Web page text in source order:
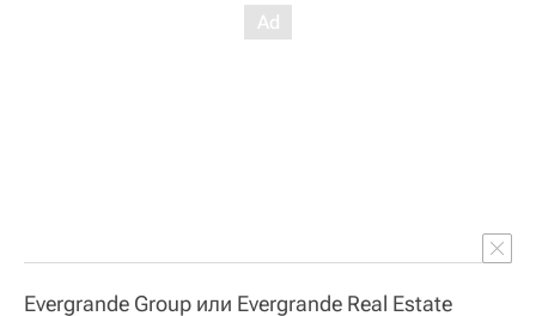
Evergrande Group или Evergrande Real Estate